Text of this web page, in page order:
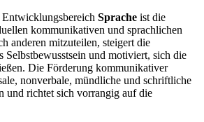
Sprache ist die
kommunikativen und sprachlichen
anderen mitzuteilen, steigert die
Selbstbewusstsein und motiviert, sich die
Die Förderung kommunikativer
nonverbale, mündliche und schriftliche
und richtet sich vorrangig auf die